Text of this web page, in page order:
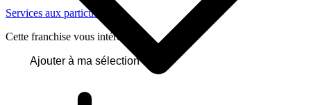
Services aux particuliers
Cette franchise vous intéresse ?
Ajouter à ma sélection